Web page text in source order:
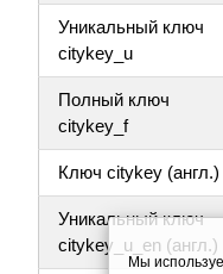
Уникальный ключ
citykey_u
Полный ключ
citykey_f
Ключ citykey (англ.)
Уникальный ключ
citykey_u_en (англ.)
Мы